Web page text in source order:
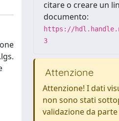
citare o creare un
documento:
https://
3
Attenzione
Attenzione! I dati
non sono stati
validazione da